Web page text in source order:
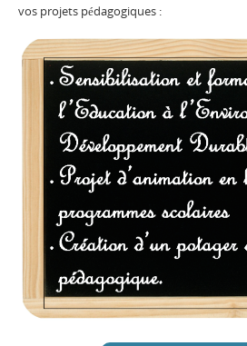
vos projets pédagogiques :